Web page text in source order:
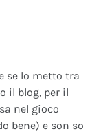
se lo metto tra
il blog, per il
nel gioco
bene) e son so